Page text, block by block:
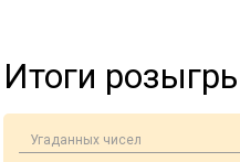
Итоги
Угаданных чисел